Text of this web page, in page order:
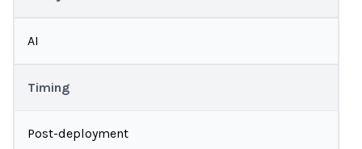
AI
Timing
Post-deployment